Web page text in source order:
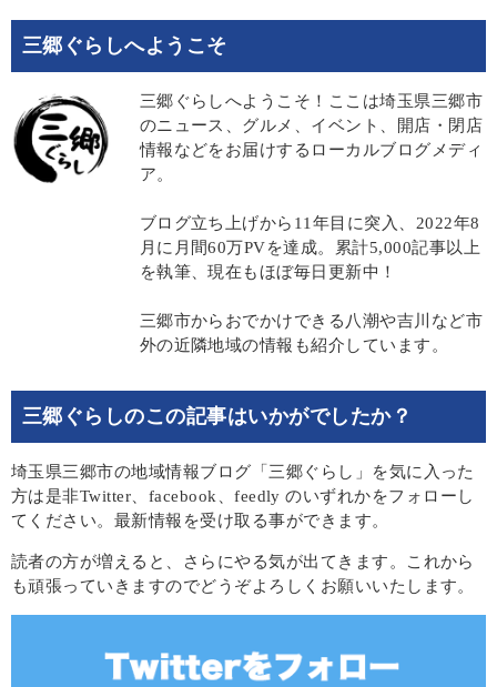
三郷ぐらしへようこそ
三郷ぐらしへようこそ！ここは埼玉県三郷市
のニュース、グルメ、イベント、開店・閉店
情報などをお届けするローカルブログメディ
ア。
ブログ立ち上げから11年目に突入、2022年8
月に月間60万PVを達成。累計5,000記事以上
を執筆、現在もほぼ毎日更新中！
三郷市からおでかけできる八潮や吉川など市
外の近隣地域の情報も紹介しています。
三郷ぐらしのこの記事はいかがでしたか？
埼玉県三郷市の地域情報ブログ「三郷ぐらし」を気に入った
方は是非Twitter、facebook、feedly のいずれかをフォローし
てください。最新情報を受け取る事ができます。
読者の方が増えると、さらにやる気が出てきます。これから
も頑張っていきますのでどうぞよろしくお願いいたします。